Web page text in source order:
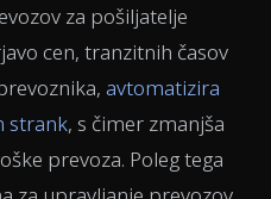
za pošiljatelje
cen, tranzitnih časov
avtomatizira
strank, s čimer zmanjša
prevoza. Poleg tega